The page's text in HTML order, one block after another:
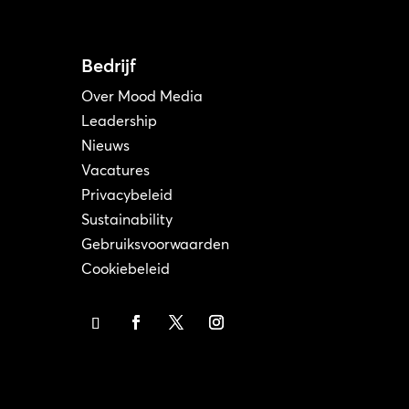
Bedrijf
Over Mood Media
Leadership
Nieuws
Vacatures
Privacybeleid
Sustainability
Gebruiksvoorwaarden
Cookiebeleid